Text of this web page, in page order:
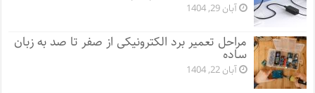
آبان 29, 1404
مراحل تعمیر برد الکترونیکی از صفر تا صد به زبان
ساده
آبان 22, 1404